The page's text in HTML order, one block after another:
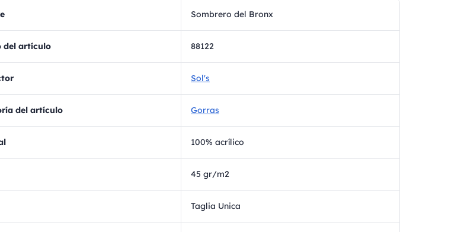
Sombrero del Bronx
del artículo 88122
Sol's
del artículo Gorras
100% acrílico
45 gr/m2
Taglia Unica